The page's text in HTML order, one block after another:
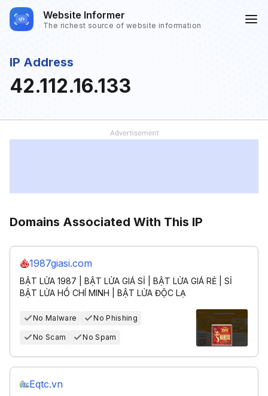
Website Informer
The richest source of website information
IP Address
42.112.16.133
Domains Associated With This IP
1987giasi.com
BẬT LỬA 1987 | BẬT LỬA GIÁ SỈ | BẬT LỬA GIÁ RẺ | SỈ
BẬT LỬA HỒ CHÍ MINH | BẬT LỬA ĐỘC LẠ
No Malware No Phishing
No Scam No Spam
Eqtc.vn